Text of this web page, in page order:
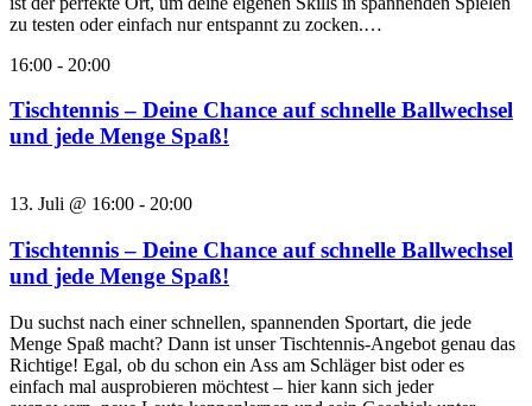
zu testen oder einfach nur entspannt zu zocken.…
16:00 - 20:00
Tischtennis – Deine Chance auf schnelle Ballwechsel
und jede Menge Spaß!
13. Juli @ 16:00 - 20:00
Tischtennis – Deine Chance auf schnelle Ballwechsel
und jede Menge Spaß!
Du suchst nach einer schnellen, spannenden Sportart, die jede
Menge Spaß macht? Dann ist unser Tischtennis-Angebot genau das
Richtige! Egal, ob du schon ein Ass am Schläger bist oder es
einfach mal ausprobieren möchtest – hier kann sich jeder